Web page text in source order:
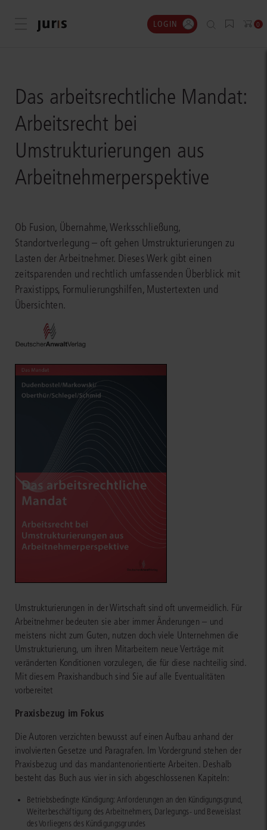
Menü öffnen LOGIN 0
Das arbeitsrechtliche Mandat:
Arbeitsrecht bei
Umstrukturierungen aus
Arbeitnehmerperspektive
Ob Fusion, Übernahme, Werksschließung,
Standortverlegung – oft gehen Umstrukturierungen zu
Lasten der Arbeitnehmer. Dieses Werk gibt einen
zeitsparenden und rechtlich umfassenden Überblick mit
Praxistipps, Formulierungshilfen, Mustertexten und
Übersichten.
Umstrukturierungen in der Wirtschaft sind oft unvermeidlich. Für
Arbeitnehmer bedeuten sie aber immer Änderungen – und
meistens nicht zum Guten, nutzen doch viele Unternehmen die
Umstrukturierung, um ihren Mitarbeitern neue Verträge mit
veränderten Konditionen vorzulegen, die für diese nachteilig sind.
Mit diesem Praxishandbuch sind Sie auf alle Eventualitäten
vorbereitet
Praxisbezug im Fokus
Die Autoren verzichten bewusst auf einen Aufbau anhand der
involvierten Gesetze und Paragrafen. Im Vordergrund stehen der
Praxisbezug und das mandantenorientierte Arbeiten. Deshalb
besteht das Buch aus vier in sich abgeschlossenen Kapiteln:
Betriebsbedingte Kündigung: Anforderungen an den Kündigungsgrund,
Weiterbeschäftigung des Arbeitnehmers, Darlegungs- und Beweislast
des Vorliegens des Kündigungsgrundes